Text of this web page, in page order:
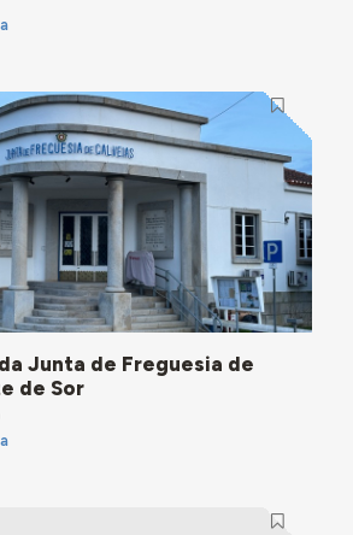
Junta de Freguesia de
de Sor